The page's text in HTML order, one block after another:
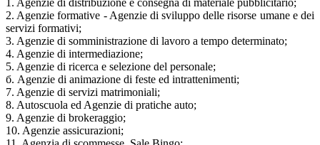
2. Agenzie formative - Agenzie di sviluppo delle risorse umane e dei
servizi formativi;
3. Agenzie di somministrazione di lavoro a tempo determinato;
4. Agenzie di intermediazione;
5. Agenzie di ricerca e selezione del personale;
б. Agenzie di animazione di feste ed intrattenimenti;
7. Agenzie di servizi matrimoniali;
8. Autoscuola ed Agenzie di pratiche auto;
9. Agenzie di brokeraggio;
10. Agenzie assicurazioni;